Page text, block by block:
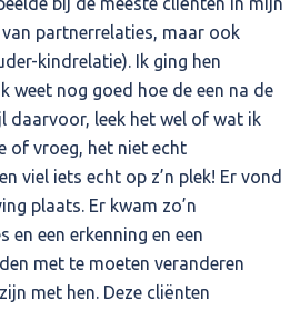
partnerrelaties, maar ook
kindrelatie). Ik ging hen
weet nog goed hoe de een na de
daarvoor, leek het wel of wat ik
of vroeg, het niet echt
viel iets echt op z’n plek! Er vond
plaats. Er kwam zo’n
en een erkenning en een
met te moeten veranderen
met hen. Deze cliënten